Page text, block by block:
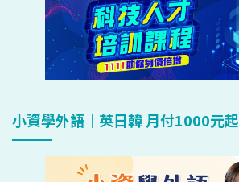
小資學外語｜英日韓 月付1000元起